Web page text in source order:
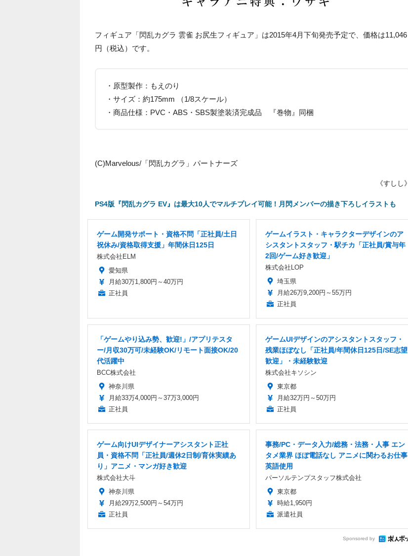
フィギュア「閃乱カグラ 雲雀 お尻生フィギュア」は2015年4月下旬発売予定で、価格は11,046
円（税込）です。
・原型製作：もえのり
・サイズ：約175mm （1/8スケール）
・商品仕様：PVC・ABS・SBS製塗装済完成品 『巻物』同梱
(C)Marvelous/「閃乱カグラ」パートナーズ
《すしし》
PS4版『閃乱カグラ EV』は最大10人でマルチプレイ可能！月閃メンバーの描き下ろしイラストも
ゲーム開発サポート・資格不問「正社員/土日
祝休み/資格取得支援」年間休日125日
株式会社ELM
愛知県
月給30万1,800円～40万円
正社員
ゲームイラスト・キャラクターデザインのア
シスタントスタッフ・駅チカ「正社員/賞与年
2回/ゲーム好き歓迎」
株式会社LOP
埼玉県
月給26万9,200円～55万円
正社員
「ゲームやり込み勢、歓迎!」/アプリテスタ
ー/月収30万可/未経験OK/リモート面接OK/20
代活躍中
BCC株式会社
神奈川県
月給33万4,000円～37万3,000円
正社員
ゲームUIデザインのアシスタントスタッフ・
残業ほぼなし「正社員/年間休日125日/SE志望
歓迎」・未経験歓迎
株式会社キソシン
東京都
月給32万円～50万円
正社員
ゲーム向けUIデザイナーアシスタント正社
員・資格不問「正社員/週休2日制/育休実績あ
り」アニメ・マンガ好き歓迎
株式会社大斗
神奈川県
月給29万2,500円～54万円
正社員
事務/PC・データ入力/総務・法務・人事 エン
タメ業界 ほぼ電話なし アニメに関わるお仕事
英語使用
パーソルテンプスタッフ株式会社
東京都
時給1,950円
派遣社員
Sponsored by